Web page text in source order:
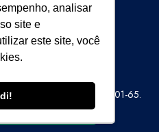
analisar
site e
este site, você
Seguro
Ltda – CNPJ 07.686.414/0001-65.
reservados.